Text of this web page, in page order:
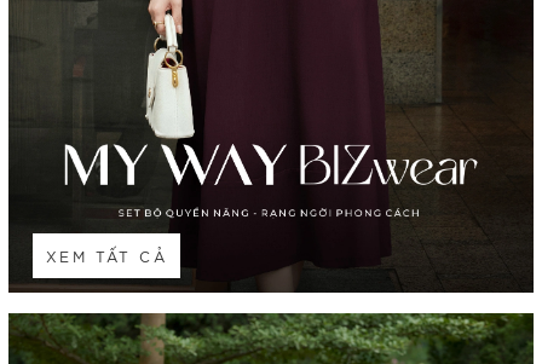
XEM TẤT CẢ